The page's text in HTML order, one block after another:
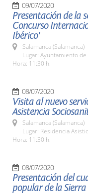
09/07/2020
Presentación de la
Concurso
Ibérico'
Salamanca (Salamanca)
Lugar: Ayuntamiento de
Hora: 11:30 h.
08/07/2020
Visita al nuevo
Asistencia
Salamanca (Salamanca)
Lugar: Residencia
Hora: 11:30 h.
08/07/2020
Presentación del
popular de la